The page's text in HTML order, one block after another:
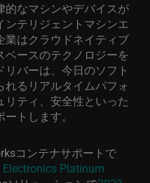
的なマシンやデバイスが
テリジェントマシンエ
業はクラウドネイティブ
ベースのテクノロジーを
バーは、今日のソフト
るリアルタイムパフォ
リティ、安全性といった
トします。
コンテナサポート で
Platinum